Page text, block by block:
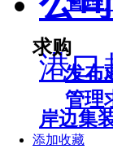
求购
发布
管理
添加收藏
港口
岸边集